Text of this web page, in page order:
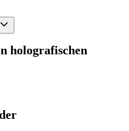
holografischen